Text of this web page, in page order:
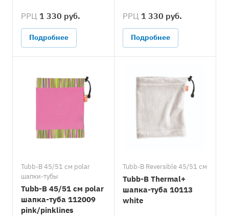
РРЦ 1 330 руб.
Подробнее
РРЦ 1 330 руб.
Подробнее
Tubb-B 45/51 см polar
шапки-тубы
Tubb-B 45/51 см polar
шапка-туба 112009
pink/pinklines
Tubb-B Reversible 45/51 см
Tubb-B Thermal+
шапка-туба 10113
white